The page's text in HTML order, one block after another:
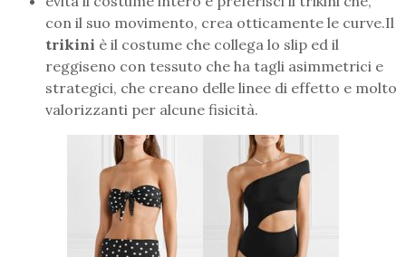
con il suo movimento, crea otticamente le curve.Il
trikini è il costume che collega lo slip ed il
reggiseno con tessuto che ha tagli asimmetrici e
strategici, che creano delle linee di effetto e molto
valorizzanti per alcune fisicità.